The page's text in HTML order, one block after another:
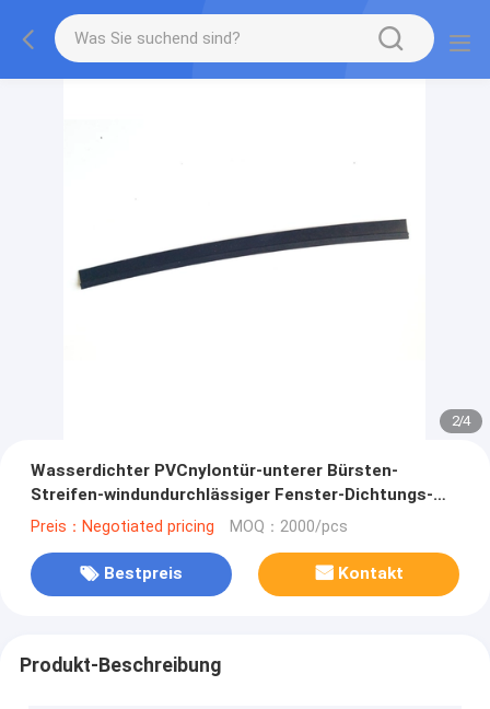
2/4
Wasserdichter PVCnylontür-unterer Bürsten-
Streifen-windundurchlässiger Fenster-Dichtungs-
Streifen
Preis：Negotiated pricing MOQ：2000/pcs
Bestpreis Kontakt
Produkt-Beschreibung